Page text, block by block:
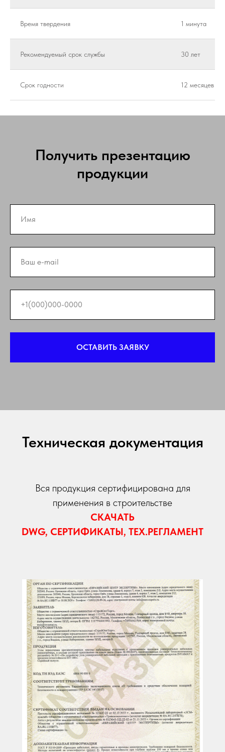
Время твердения 1 минута
Рекомендуемый срок службы 30 лет
Срок годности 12 месяцев
Получить презентацию
продукции
ОСТАВИТЬ ЗАЯВКУ
Техническая документация
Вся продукция сертифицирована для
применения в строительстве
СКАЧАТЬ
DWG, СЕРТИФИКАТЫ, ТЕХ.РЕГЛАМЕНТ